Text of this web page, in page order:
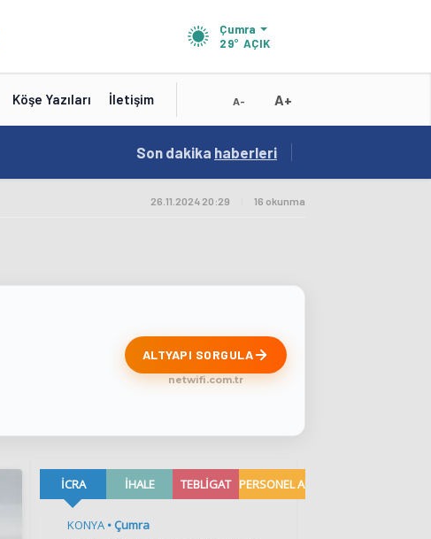
Çumra
29° AÇIK
Köşe Yazıları İletişim A- A+
18:56 / Karatay Belediye Başkanı Kılca Yeni Projeleri
Son dakika haberleri
26.11.2024 20:29 16 okunma
ALTYAPI SORGULA
netwifi.com.tr